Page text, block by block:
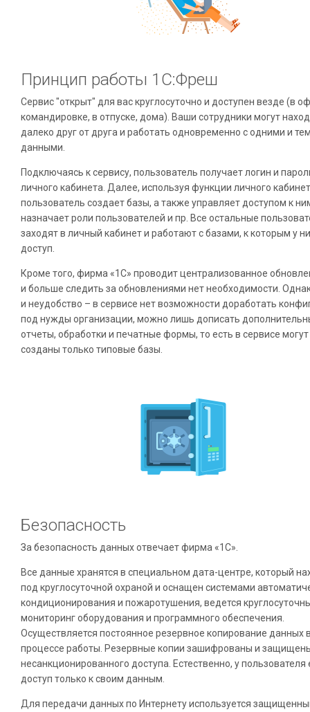
Принцип работы 1С:Фреш
Сервис "открыт" для вас круглосуточно и доступен везде (в
командировке, в отпуске, дома). Ваши сотрудники могут
далеко друг от друга и работать одновременно с одними и
данными.
Подключаясь к сервису, пользователь получает логин и
личного кабинета. Далее, используя функции личного
пользователь создает базы, а также управляет доступом к
назначает роли пользователей и пр. Все остальные
заходят в личный кабинет и работают с базами, к которым у
доступ.
Кроме того, фирма «1С» проводит централизованное
и больше следить за обновлениями нет необходимости.
и неудобство – в сервисе нет возможности доработать
под нужды организации, можно лишь дописать
отчеты, обработки и печатные формы, то есть в сервисе
созданы только типовые базы.
Безопасность
За безопасность данных отвечает фирма «1С».
Все данные хранятся в специальном дата-центре, который
под круглосуточной охраной и оснащен системами
кондиционирования и пожаротушения, ведется
мониторинг оборудования и программного обеспечения.
Осуществляется постоянное резервное копирование данных
процессе работы. Резервные копии зашифрованы и
несанкционированного доступа. Естественно, у пользователя
доступ только к своим данным.
Для передачи данных по Интернету используется